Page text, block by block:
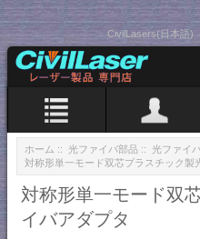
CivilLasers(日本語)
ホーム :: 光ファイバ部品 :: 光ファイ
対称形単一モード双芯プラスチック製
対称形単一モード双
イバアダプタ